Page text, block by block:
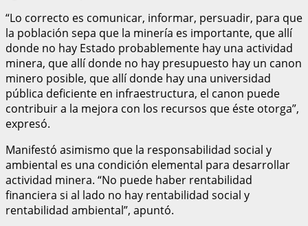
“Lo correcto es comunicar, informar, persuadir, para que
la población sepa que la minería es importante, que allí
donde no hay Estado probablemente hay una actividad
minera, que allí donde no hay presupuesto hay un canon
minero posible, que allí donde hay una universidad
pública deficiente en infraestructura, el canon puede
contribuir a la mejora con los recursos que éste otorga”,
expresó.
Manifestó asimismo que la responsabilidad social y
ambiental es una condición elemental para desarrollar
actividad minera. “No puede haber rentabilidad
financiera si al lado no hay rentabilidad social y
rentabilidad ambiental”, apuntó.